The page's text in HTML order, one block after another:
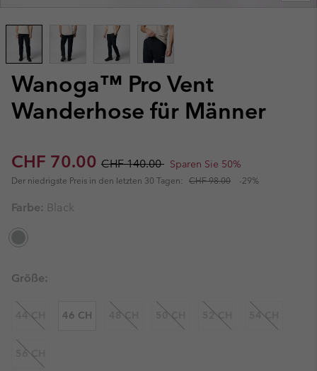
Wanoga™ Pro Vent
Wanderhose für Männer
Sale price:
CHF 70.00 Regular price:
CHF 140.00 Sparen Sie 50%
Der niedrigste Preis in den letzten 30 Tagen: CHF 98.00 -29%
Farbe: Black
Größe:
44 CH 46 CH 48 CH 50 CH 52 CH 54 CH
56 CH